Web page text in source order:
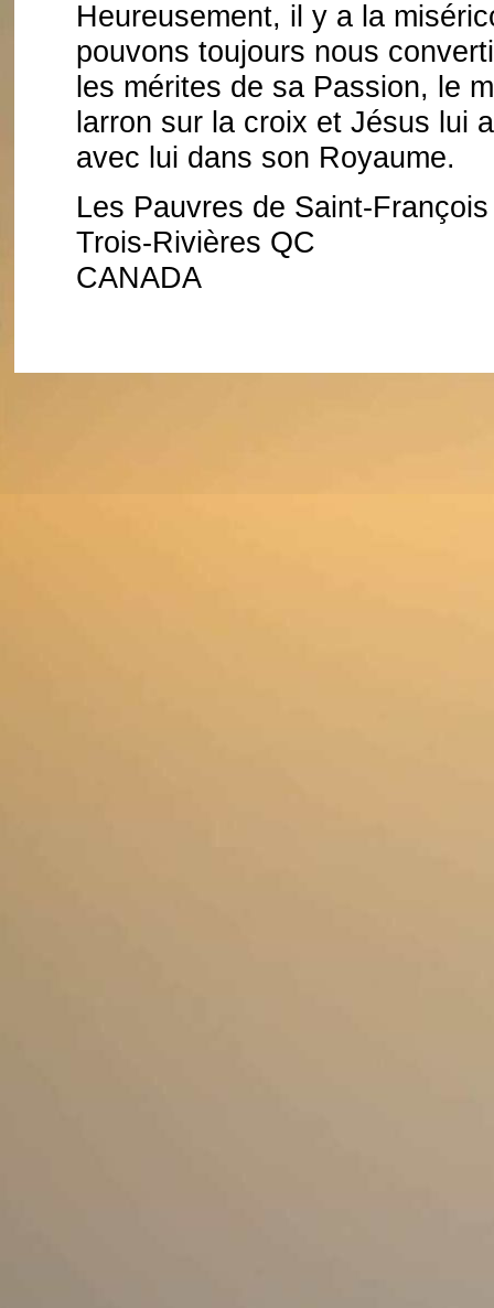
Heureusement, il y a la
pouvons toujours nous
les mérites de sa Passion, le
larron sur la croix et Jésus lui
avec lui dans son Royaume.
Les Pauvres de Saint-François
Trois-Rivières QC
CANADA